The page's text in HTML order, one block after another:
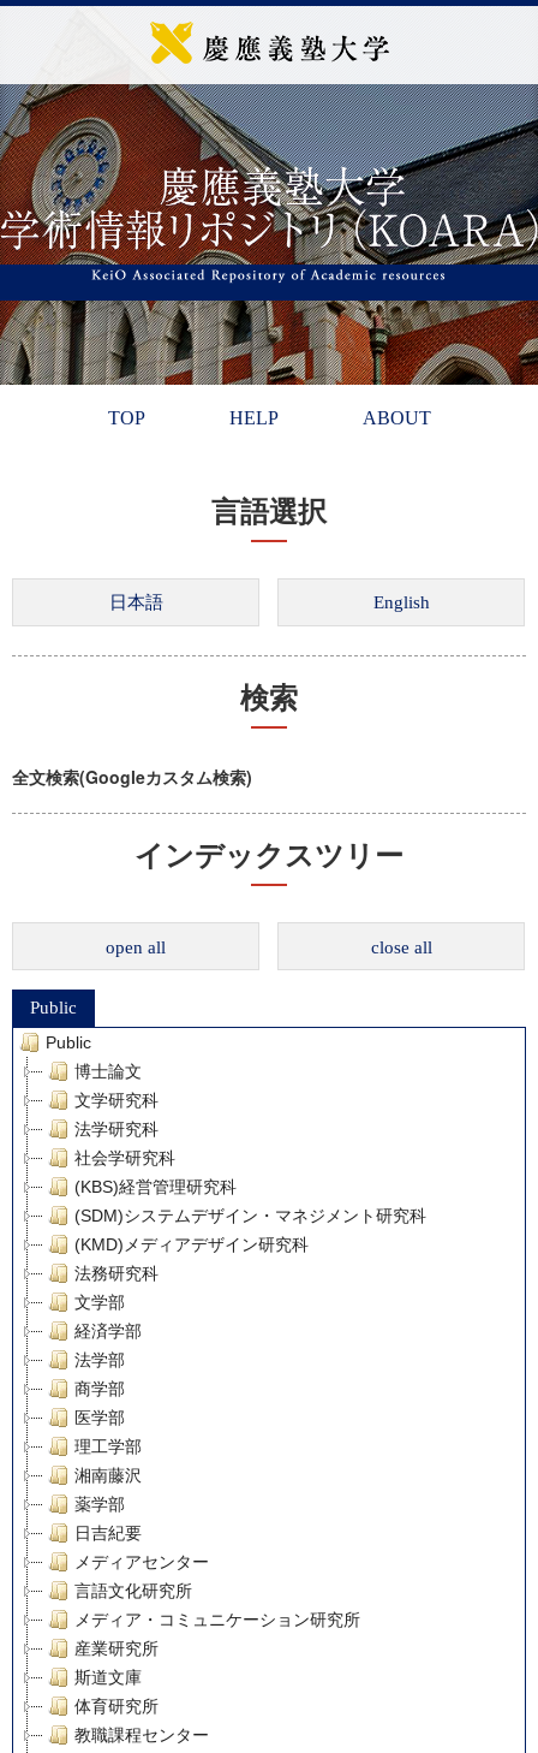
TOP HELP ABOUT
言語選択
検索
全文検索(Googleカスタム検索)
インデックスツリー
open all close all
Public
Public
博士論文
文学研究科
法学研究科
社会学研究科
(KBS)経営管理研究科
(SDM)システムデザイン・マネジメント研究科
(KMD)メディアデザイン研究科
法務研究科
文学部
経済学部
法学部
商学部
医学部
理工学部
湘南藤沢
薬学部
日吉紀要
メディアセンター
言語文化研究所
メディア・コミュニケーション研究所
産業研究所
斯道文庫
体育研究所
教職課程センター